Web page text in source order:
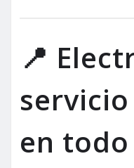
📍
en